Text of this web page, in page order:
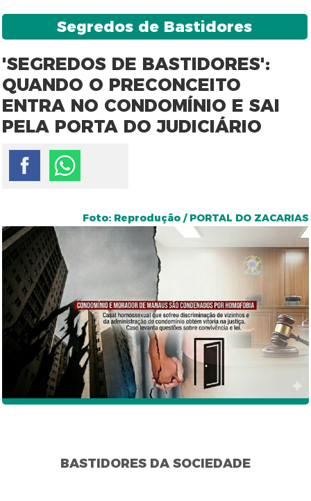
Segredos de Bastidores
'SEGREDOS DE BASTIDORES':
QUANDO O PRECONCEITO
ENTRA NO CONDOMÍNIO E SAI
PELA PORTA DO JUDICIÁRIO
Foto: Reprodução / PORTAL DO ZACARIAS
BASTIDORES DA SOCIEDADE